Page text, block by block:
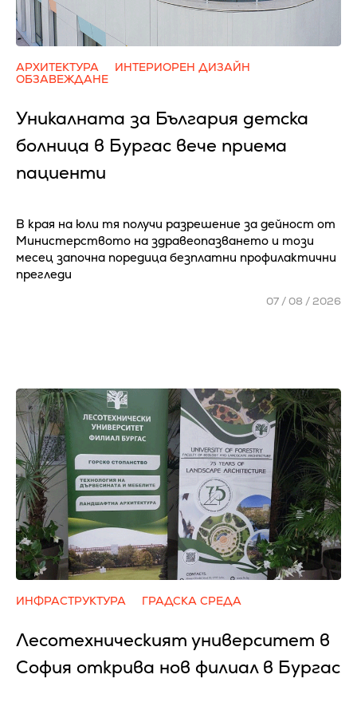
АРХИТЕКТУРА
ИНТЕРИОРЕН ДИЗАЙН
ОБЗАВЕЖДАНЕ
Уникалната за България детска
болница в Бургас вече приема
пациенти
В края на юли тя получи разрешение за дейност от
Министерството на здравеопазването и този
месец започна поредица безплатни профилактични
прегледи
07 / 08 / 2026
ИНФРАСТРУКТУРА ГРАДСКА СРЕДА
Лесотехническият университет в
София открива нов филиал в Бургас